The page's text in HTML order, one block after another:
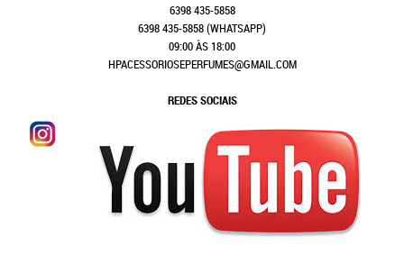
6398435-5858
6398435-5858(WHATSAPP)
09:00 ÀS 18:00
HPACESSORIOSEPERFUMES@GMAIL.COM
REDES SOCIAIS